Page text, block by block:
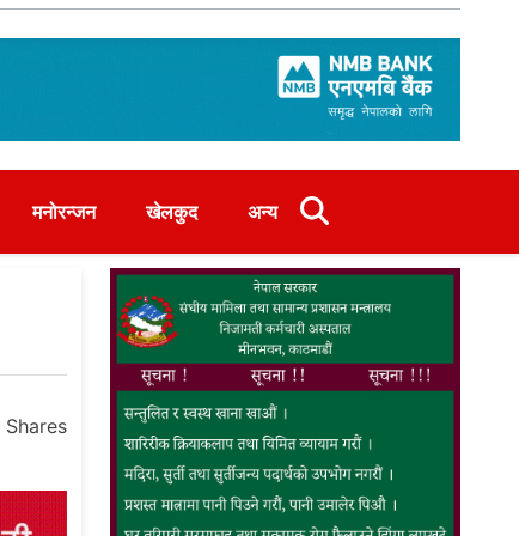
मनोरन्जन खेलकुद अन्य
Shares